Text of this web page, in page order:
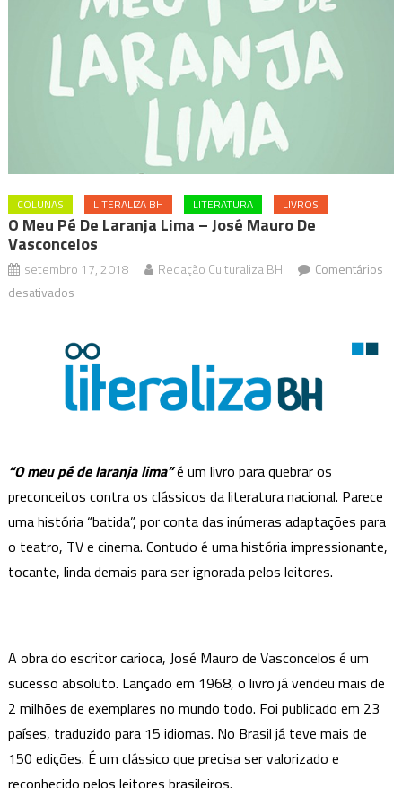
COLUNAS LITERALIZA BH LITERATURA LIVROS
O Meu Pé De Laranja Lima – José Mauro De
Vasconcelos
setembro 17, 2018 Redação Culturaliza BH
Comentários
desativadosem
pé
de
laranja
José
Mauro
de
Vasconcelos
“O meu pé de laranja lima”é um livro para quebrar os
preconceitos contra os clássicos da literatura nacional. Parece
uma história “batida”, por conta das inúmeras adaptações para
o teatro, TV e cinema. Contudo é uma história impressionante,
tocante, linda demais para ser ignorada pelos leitores.
A obra do escritor carioca, José Mauro de Vasconcelos é um
sucesso absoluto. Lançado em 1968, o livro já vendeu mais de
2 milhões de exemplares no mundo todo. Foi publicado em 23
países, traduzido para 15 idiomas. No Brasil já teve mais de
150 edições. É um clássico que precisa ser valorizado e
reconhecido pelos leitores brasileiros.